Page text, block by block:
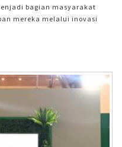
bagian masyarakat
mereka melalui inovasi
sehari-hari. &#13;
jajaran produk dan
masyarakat untuk
lingkungan. Pontianak